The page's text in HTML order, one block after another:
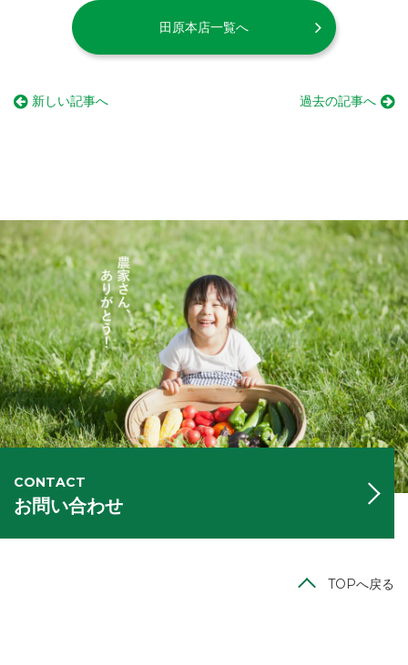
田原本店一覧へ
新しい記事へ 過去の記事へ
CONTACT
お問い合わせ
TOPへ戻る